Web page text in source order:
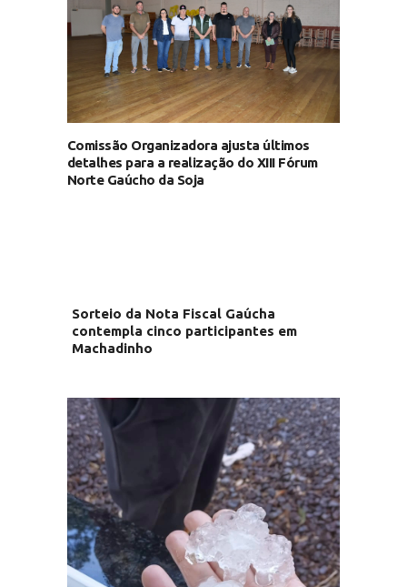
Comissão Organizadora ajusta últimos
detalhes para a realização do XIII Fórum
Norte Gaúcho da Soja
Sorteio da Nota Fiscal Gaúcha
contempla cinco participantes em
Machadinho